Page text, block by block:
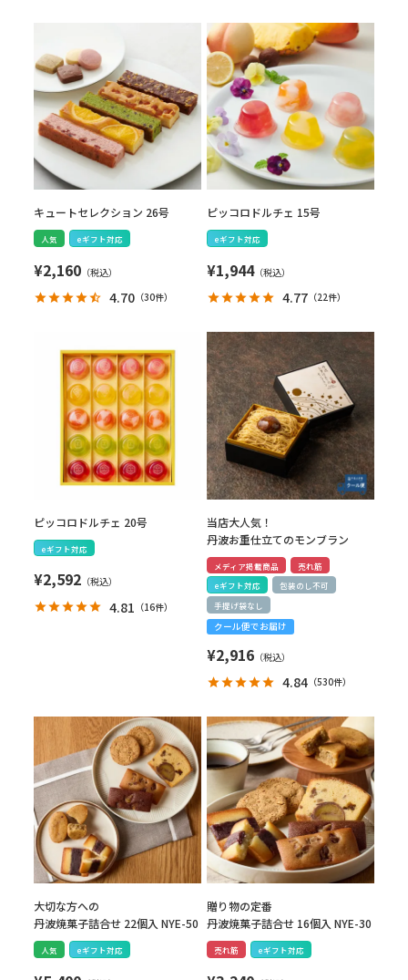
キュートセレクション 26号
人気 eギフト対応
¥2,160
4.70 （30件）
ピッコロドルチェ 15号
eギフト対応
¥1,944
4.77 （22件）
ピッコロドルチェ 20号
eギフト対応
¥2,592
4.81 （16件）
当店大人気！
丹波お重仕立てのモンブラン
メディア掲載商品
売れ筋
eギフト対応
包装のし不可
手提げ袋なし
クール便でお届け
¥2,916
4.84 （530件）
大切な方への
丹波焼菓子詰合せ 22個入 NYE-50
人気 eギフト対応
贈り物の定番
丹波焼菓子詰合せ 16個入 NYE-30
売れ筋 eギフト対応